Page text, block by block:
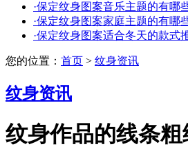
·保定纹身图案音乐主题的有哪
·保定纹身图案家庭主题的有哪
·保定纹身图案适合冬天的款式
您的位置： 首页 > 纹身资讯
纹身资讯
纹身作品的线条